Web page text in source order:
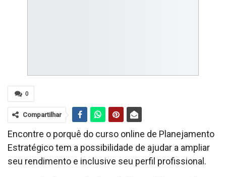
0
Compartilhar
Encontre o porquê do curso online de Planejamento
Estratégico tem a possibilidade de ajudar a ampliar
seu rendimento e inclusive seu perfil profissional.